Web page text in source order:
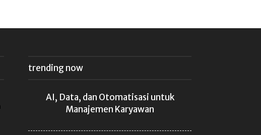
trending now
AI, Data, dan Otomatisasi untuk
Manajemen Karyawan